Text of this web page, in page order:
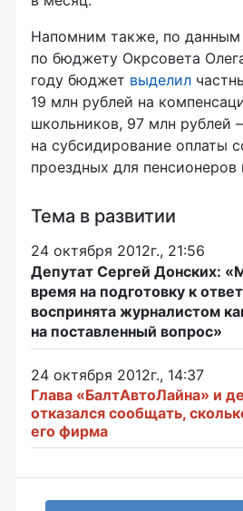
Напомним также, по данным
по бюджету Окрсовета
году бюджет выделил
19 млн рублей на
школьников, 97 млн рублей
на субсидирование оплаты
проездных для пенсионеров
Тема в развитии
24 октября 2012г., 21:56
Депутат Сергей Донских:
время на подготовку к
воспринята журналистом
на поставленный вопрос»
24 октября 2012г., 14:37
Глава «БалтАвтоЛайна» и
отказался сообщать,
его фирма